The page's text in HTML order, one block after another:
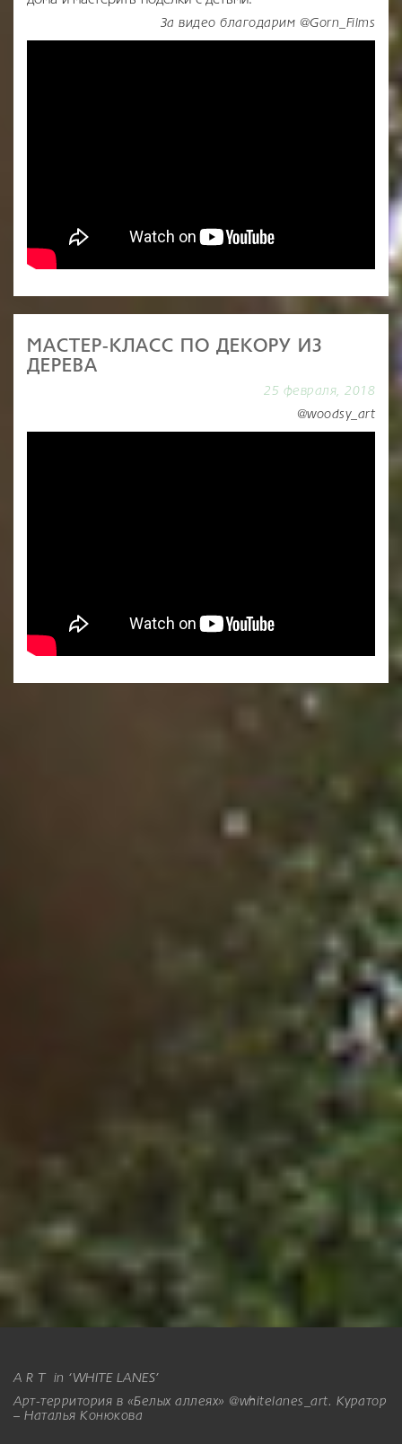
За видео благодарим @Gorn_Films
МАСТЕР-КЛАСС ПО ДЕКОРУ ИЗ
ДЕРЕВА
25 февраля, 2018
@woodsy_art
A R T in ‘WHITE LANES’
Арт-территория в «Белых аллеях» @whitelanes_art. Куратор
– Наталья Конюкова